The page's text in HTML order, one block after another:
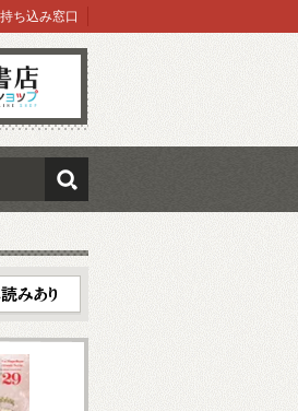
持ち込み窓口
検索